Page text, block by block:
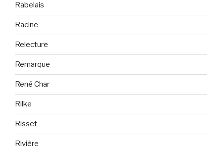
Rabelais
Racine
Relecture
Remarque
René Char
Rilke
Risset
Rivière